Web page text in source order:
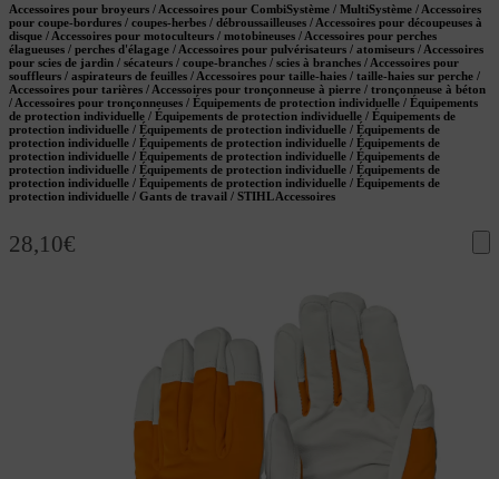
Accessoires pour broyeurs / Accessoires pour CombiSystème / MultiSystème / Accessoires
pour coupe-bordures / coupes-herbes / débroussailleuses / Accessoires pour découpeuses à
disque / Accessoires pour motoculteurs / motobineuses / Accessoires pour perches
élagueuses / perches d'élagage / Accessoires pour pulvérisateurs / atomiseurs / Accessoires
pour scies de jardin / sécateurs / coupe-branches / scies à branches / Accessoires pour
souffleurs / aspirateurs de feuilles / Accessoires pour taille-haies / taille-haies sur perche /
Accessoires pour tarières / Accessoires pour tronçonneuse à pierre / tronçonneuse à béton
/ Accessoires pour tronçonneuses / Équipements de protection individuelle / Équipements
de protection individuelle / Équipements de protection individuelle / Équipements de
protection individuelle / Équipements de protection individuelle / Équipements de
protection individuelle / Équipements de protection individuelle / Équipements de
protection individuelle / Équipements de protection individuelle / Équipements de
protection individuelle / Équipements de protection individuelle / Équipements de
protection individuelle / Équipements de protection individuelle / Équipements de
protection individuelle / Gants de travail / STIHL Accessoires
28,10€